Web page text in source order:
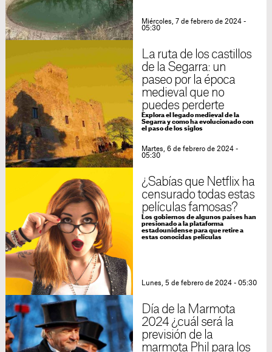
Miércoles, 7 de febrero de 2024 -
05:30
La ruta de los castillos
de la Segarra: un
paseo por la época
medieval que no
puedes perderte
Explora el legado medieval de la
Segarra y como ha evolucionado con
el paso de los siglos
Martes, 6 de febrero de 2024 -
05:30
¿Sabías que Netflix ha
censurado todas estas
películas famosas?
Los gobiernos de algunos países han
presionado a la plataforma
estadounidense para que retire a
estas conocidas películas
Lunes, 5 de febrero de 2024 - 05:30
Día de la Marmota
2024 ¿cuál será la
previsión de la
marmota Phil para los